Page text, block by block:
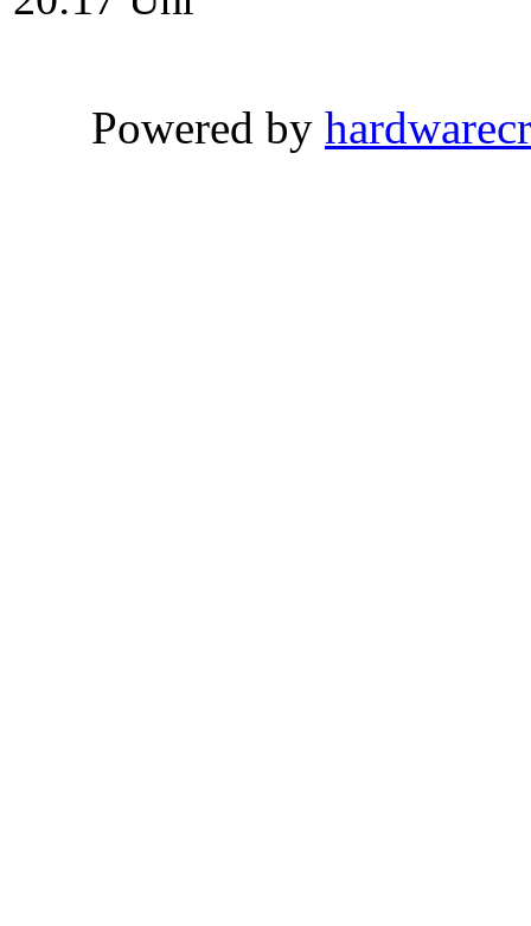
Powered by